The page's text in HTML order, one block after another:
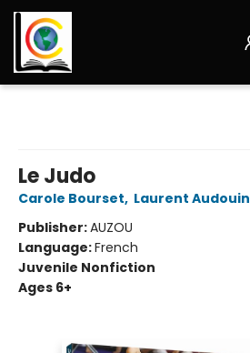
Le Judo
Carole Bourset, Laurent Audouin
Publisher:AUZOU
Language:French
Juvenile Nonfiction
Ages 6+